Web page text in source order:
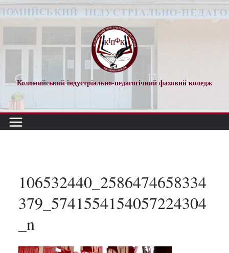
Перейти
до
Коломийський індустріально-педагогічний фаховий коледж
106532440_2586474658334
379_5741554154057224304
_n